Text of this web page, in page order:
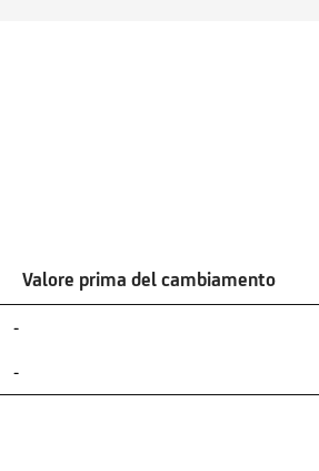
Valore prima del cambiamento
-
-